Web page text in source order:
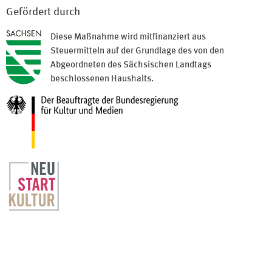
Gefördert durch
Diese Maßnahme wird mitfinanziert aus
Steuermitteln auf der Grundlage des von den
Abgeordneten des Sächsischen Landtags
beschlossenen Haushalts.